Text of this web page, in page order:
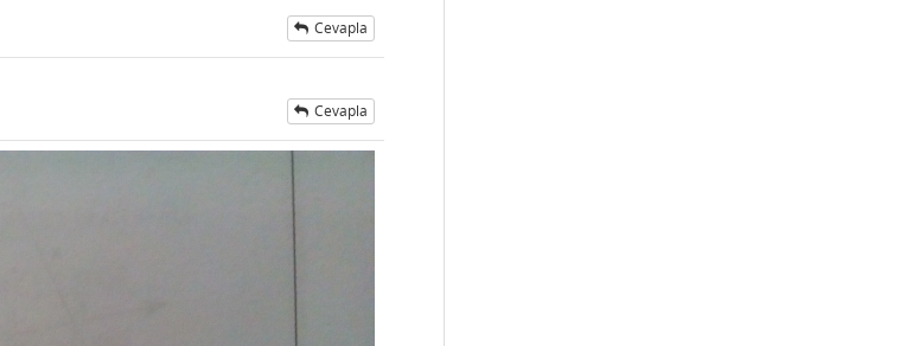
Cevapla
Cevapla